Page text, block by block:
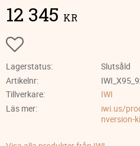
12 345 KR
Lägg till i favoriter
Lagerstatus
Slutsåld
Artikelnr
Tillverkare
IWI
Läs mer
iwi.us/
nversion-